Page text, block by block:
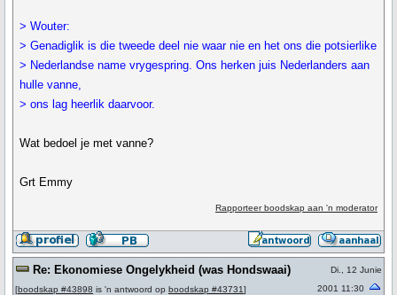
> Wouter:
> Genadiglik is die tweede deel nie waar nie en het ons die potsierlike
> Nederlandse name vrygespring. Ons herken juis Nederlanders aan
hulle vanne,
> ons lag heerlik daarvoor.
Wat bedoel je met vanne?
Grt Emmy
Rapporteer boodskap aan 'n moderator
Re: Ekonomiese Ongelykheid (was Hondswaai)
[boodskap #43898 is 'n antwoord op boodskap #43731]
Di., 12 Junie
2001 11:30